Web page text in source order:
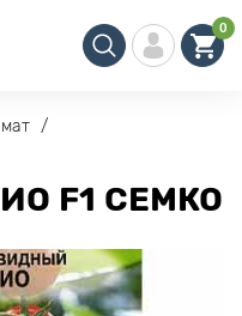
0
F1 СЕМКО